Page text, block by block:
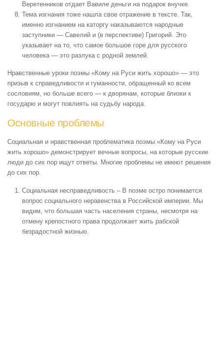
Веретенников отдает Вавиле деньги на подарок внучке.
Тема изгнания тоже нашла свое отражение в тексте. Так,
именно изгнанием на каторгу наказываются народные
заступники — Савелий и (в перспективе) Григорий. Это
указывает на то, что самое большое горе для русского
человека — это разлука с родной землей.
Нравственные уроки поэмы «Кому на Руси жить хорошо» — это
призыв к справедливости и гуманности, обращенный ко всем
сословиям, но больше всего — к дворянам, которые близки к
государю и могут повлиять на судьбу народа.
Основные проблемы
Социальная и нравственная проблематика поэмы «Кому на Руси
жить хорошо» демонстрирует вечные вопросы, на которые русские
люди до сих пор ищут ответы. Многие проблемы не имеют решения
до сих пор.
Социальная несправедливость – В поэме остро понимается
вопрос социального неравенства в Российской империи. Мы
видим, что большая часть населения страны, несмотря на
отмену крепостного права продолжает жить рабской
безрадостной жизнью.